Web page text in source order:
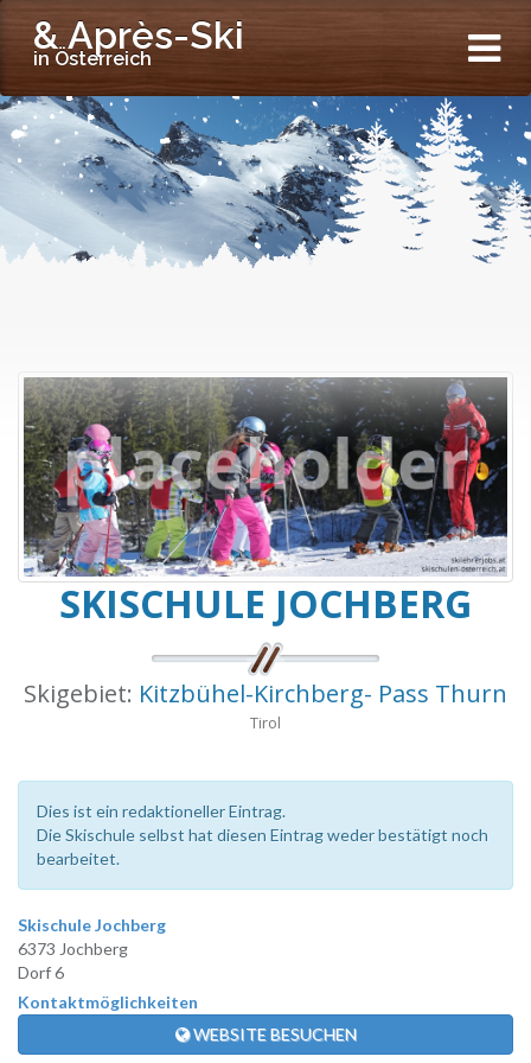
& Après-Ski
in Österreich
SKISCHULE JOCHBERG
Skigebiet: Kitzbühel-Kirchberg- Pass Thurn
Tirol
Dies ist ein redaktioneller Eintrag.
Die Skischule selbst hat diesen Eintrag weder bestätigt noch
bearbeitet.
Skischule Jochberg
6373 Jochberg
Dorf 6
Kontaktmöglichkeiten
WEBSITE BESUCHEN